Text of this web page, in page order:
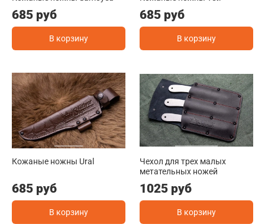
685 руб
В корзину
685 руб
В корзину
Кожаные ножны Ural
685 руб
В корзину
Чехол для трех малых
метательных ножей
1025 руб
В корзину